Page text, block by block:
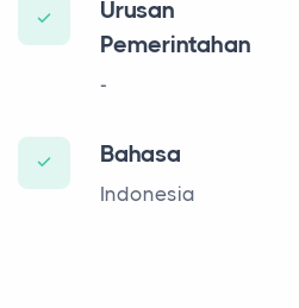
Urusan
Pemerintahan
-
Bahasa
Indonesia